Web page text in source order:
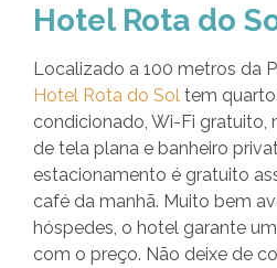
Hotel Rota do
Localizado a 100 metros da
Hotel Rota do Sol tem
condicionado, Wi-Fi gratuito,
de tela plana e banheiro
estacionamento é gratuito
café da manhã. Muito bem
hóspedes, o hotel garante
com o preço. Não deixe de